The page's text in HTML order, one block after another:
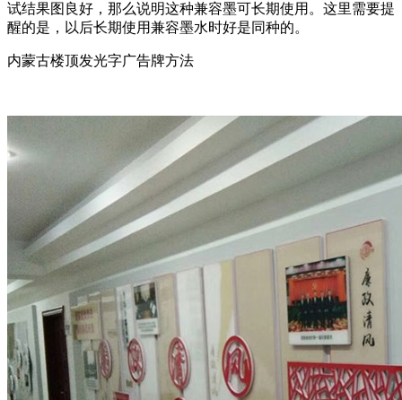
试结果图良好，那么说明这种兼容墨可长期使用。这里需要提
醒的是，以后长期使用兼容墨水时好是同种的。
内蒙古楼顶发光字广告牌方法